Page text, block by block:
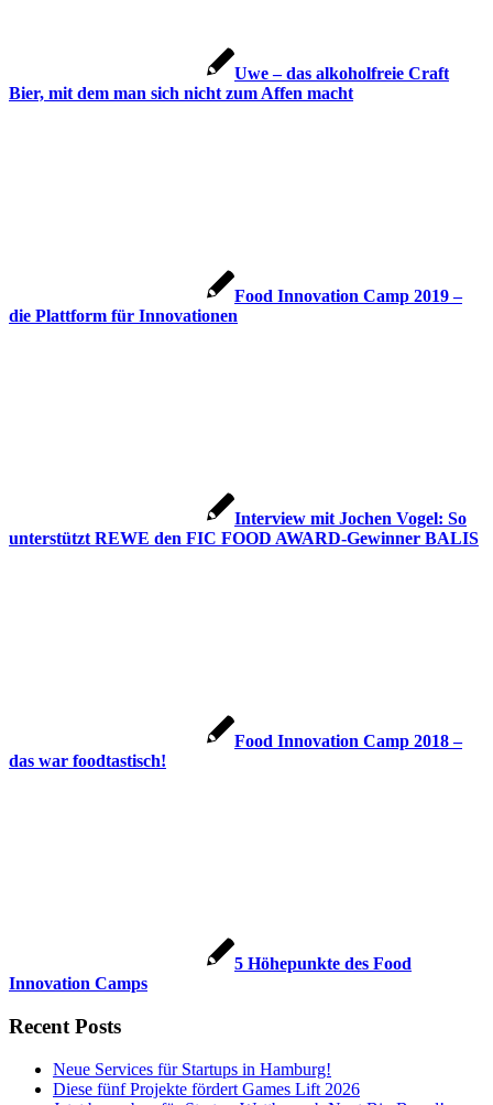
Uwe – das alkoholfreie Craft
Bier, mit dem man sich nicht zum Affen macht
Food Innovation Camp 2019 –
die Plattform für Innovationen
Interview mit Jochen Vogel: So
unterstützt REWE den FIC FOOD AWARD-Gewinner BALIS
Food Innovation Camp 2018 –
das war foodtastisch!
5 Höhepunkte des Food
Innovation Camps
Recent Posts
Neue Services für Startups in Hamburg!
Diese fünf Projekte fördert Games Lift 2026